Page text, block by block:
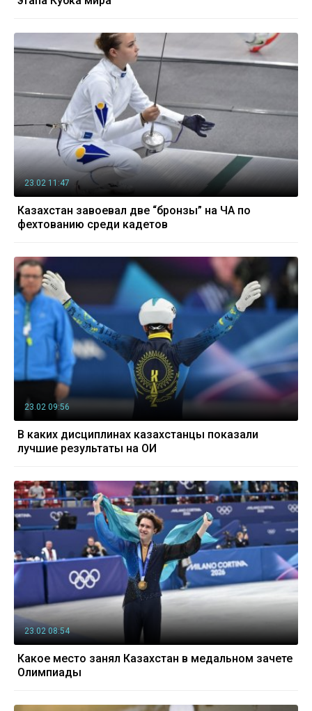
23.02 11:47
Казахстан завоевал две “бронзы” на ЧА по
фехтованию среди кадетов
23.02 09:56
В каких дисциплинах казахстанцы показали
лучшие результаты на ОИ
23.02 08:54
Какое место занял Казахстан в медальном зачете
Олимпиады